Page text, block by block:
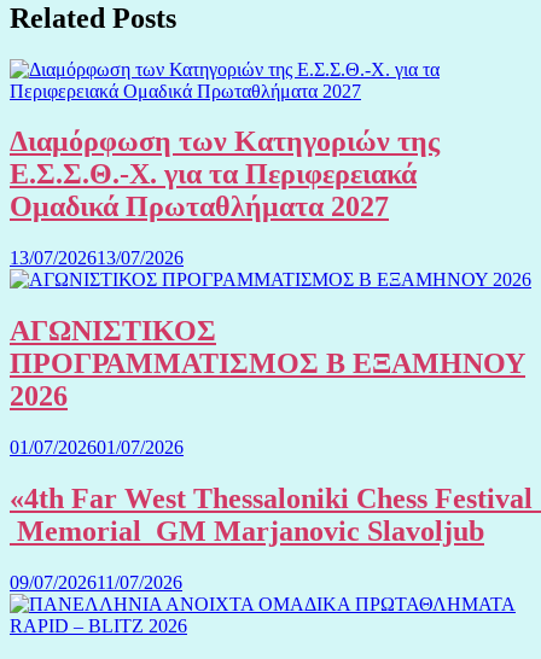
Related Posts
Διαμόρφωση των Κατηγοριών της
Ε.Σ.Σ.Θ.-Χ. για τα Περιφερειακά
Ομαδικά Πρωταθλήματα 2027
13/07/202613/07/2026
ΑΓΩΝΙΣΤΙΚΟΣ
ΠΡΟΓΡΑΜΜΑΤΙΣΜΟΣ Β ΕΞΑΜΗΝΟΥ
2026
01/07/202601/07/2026
«4th Far West Thessaloniki Chess Festival
Memorial GM Marjanovic Slavoljub
09/07/202611/07/2026